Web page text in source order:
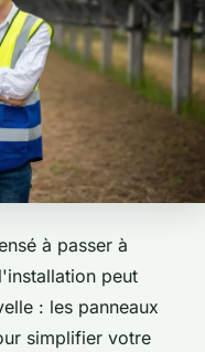
à passer à
peut
: les panneaux
simplifier votre